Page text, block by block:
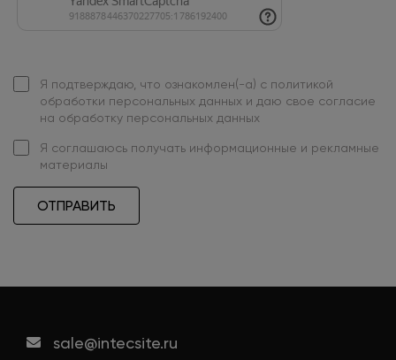
Я подтверждаю, что ознакомлен(-а) с политикой
обработки персональных данных и даю свое согласие
на обработку персональных данных
Я соглашаюсь получать информационные и рекламные
материалы
ОТПРАВИТЬ
sale@intecsite.ru